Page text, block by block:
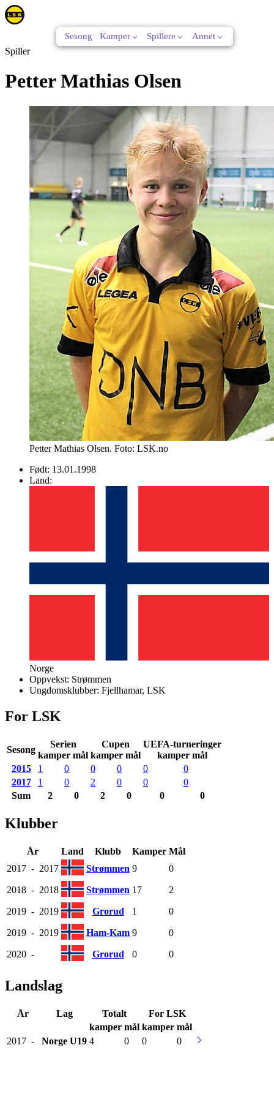
Sesong Kamper Spillere Annet
Spiller
Petter Mathias Olsen
Petter Mathias Olsen. Foto: LSK.no
Født: 13.01.1998
Land:
Norge
Oppvekst: Strømmen
Ungdomsklubber: Fjellhamar, LSK
For LSK
Sesong
Serien
kamper mål
Cupen
kamper mål
UEFA-turneringer
kamper mål
2015
1 0 0 0 0
0
2017
1 0 2 0 0
0
Sum
2 0 2 0 0 0
Klubber
År Land Klubb Kamper Mål
2017 - 2017 Strømmen 9 0
2018 - 2018 Strømmen 17 2
2019 - 2019 Grorud 1 0
2019 - 2019 Ham-Kam 9 0
2020 - Grorud 0 0
Landslag
År Lag Totalt
For LSK
kamper mål kamper mål
2017 - Norge U19 4 0 0 0